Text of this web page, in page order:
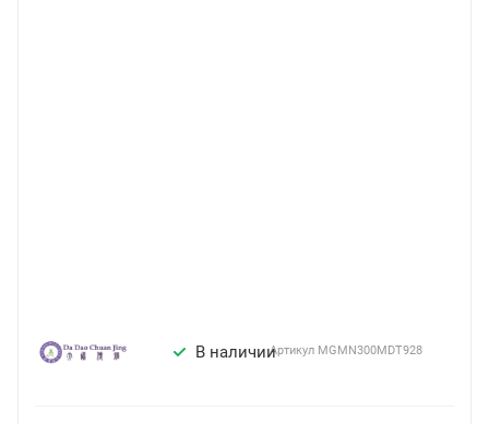
В наличииАртикул MGMN300MDT928